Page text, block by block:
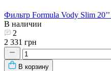
Фильтр Formula Vody Slim
В наличии
2
2 331 грн
В корзину